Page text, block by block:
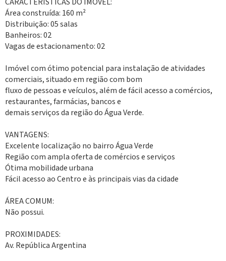
Área construída: 160 m²
Distribuição: 05 salas
Banheiros: 02
Vagas de estacionamento: 02
Imóvel com ótimo potencial para instalação de atividades
comerciais, situado em região com bom
fluxo de pessoas e veículos, além de fácil acesso a comércios,
restaurantes, farmácias, bancos e
demais serviços da região do Água Verde.
VANTAGENS:
Excelente localização no bairro Água Verde
Região com ampla oferta de comércios e serviços
Ótima mobilidade urbana
Fácil acesso ao Centro e às principais vias da cidade
ÁREA COMUM:
Não possui.
PROXIMIDADES:
Av. República Argentina